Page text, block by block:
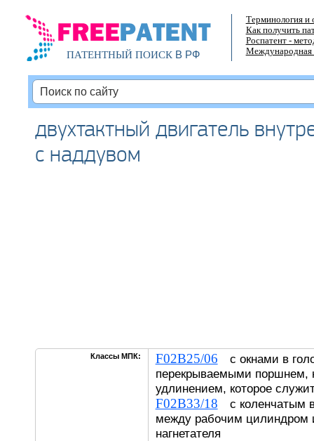
ПАТЕНТНЫЙ ПОИСКВ РФ
Терминология и
Как получить
Роспатент -
Международная
двухтактный двигатель
с наддувом
Классы МПК: F02B25/06 с окнами в
перекрываемыми поршнем,
удлинением, которое
F02B33/18 с коленчатым
между рабочим цилиндром
нагнетателя